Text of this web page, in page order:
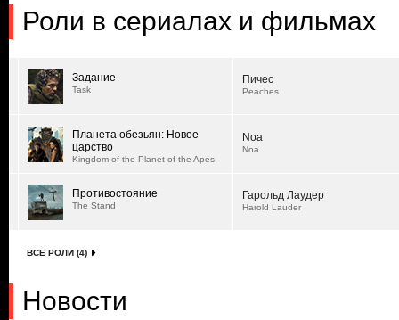
Роли в сериалах и фильмах
Задание
Task
Пичес
Peaches
Планета обезьян: Новое
царство
Kingdom of the Planet of the Apes
Noa
Noa
Противостояние
The Stand
Гарольд Лаудер
Harold Lauder
ВСЕ РОЛИ (4)
Новости